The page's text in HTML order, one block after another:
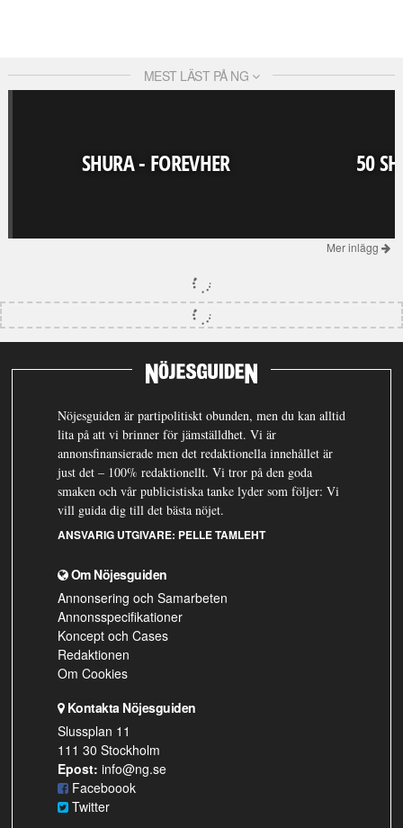
MEST LÄST PÅ NG
SHURA - FOREVHER 50
Mer inlägg
Nöjesguiden är partipolitiskt obunden, men du kan alltid
lita på att vi brinner för jämställdhet. Vi är
annonsfinansierade men det redaktionella innehållet är
just det – 100% redaktionellt. Vi tror på den goda
smaken och vår publicistiska tanke lyder som följer: Vi
vill guida dig till det bästa nöjet.
ANSVARIG UTGIVARE: PELLE TAMLEHT
Om Nöjesguiden
Annonsering och Samarbeten
Annonsspecifikationer
Koncept och Cases
Redaktionen
Om Cookies
Kontakta Nöjesguiden
Slussplan 11
111 30 Stockholm
Epost: info@ng.se
Faceboook
Twitter